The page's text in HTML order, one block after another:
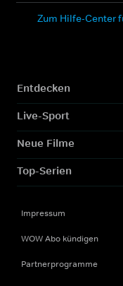
Zum Hilfe-Center
Entdecken
Live-Sport
Neue Filme
Top-Serien
Impressum
WOW Abo kündigen
Partnerprogramme